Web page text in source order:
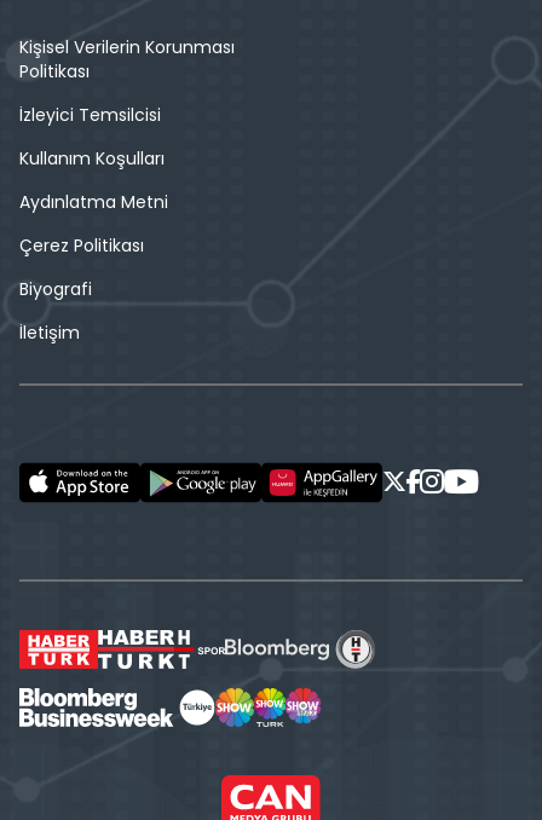
Kişisel Verilerin Korunması
Politikası
İzleyici Temsilcisi
Kullanım Koşulları
Aydınlatma Metni
Çerez Politikası
Biyografi
İletişim